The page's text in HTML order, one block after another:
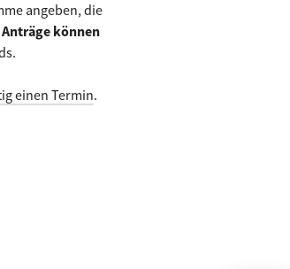
angeben, die
können
einen Termin.